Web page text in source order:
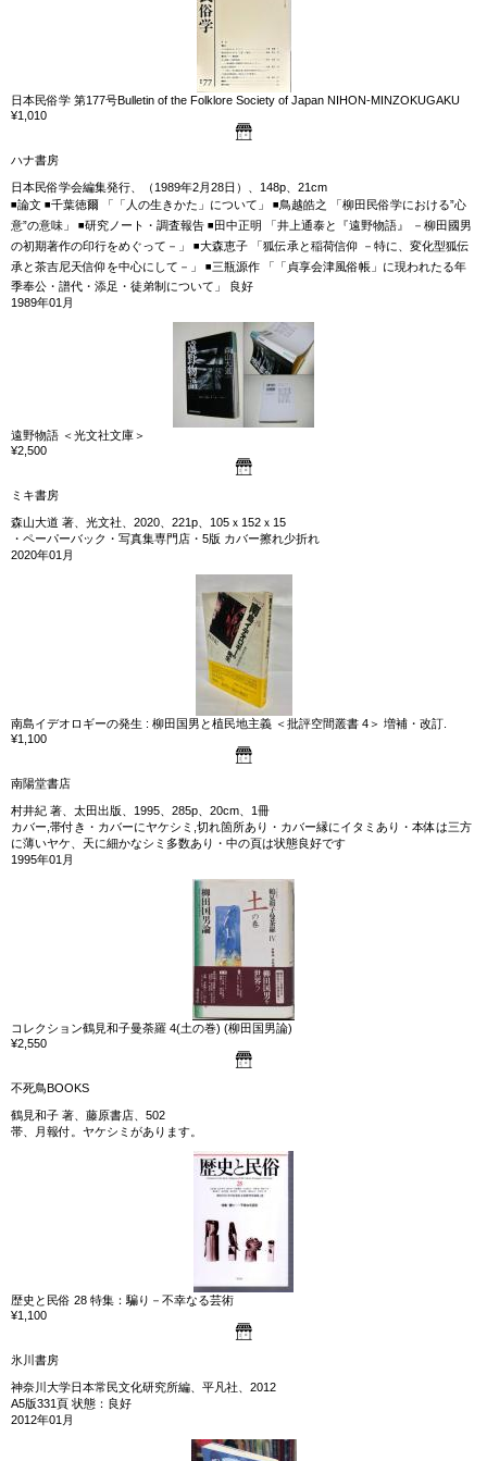
日本民俗学 第177号Bulletin of the Folklore Society of Japan NIHON-MINZOKUGAKU
¥1,010
ハナ書房
日本民俗学会編集発行、（1989年2月28日）、148p、21cm
◾論文 ◾千葉徳爾 「「人の生きかた」について」 ◾鳥越皓之 「柳田民俗学における”心
意”の意味」 ◾研究ノート・調査報告 ◾田中正明 「井上通泰と『遠野物語』 －柳田國男
の初期著作の印行をめぐって－」 ◾大森恵子 「狐伝承と稲荷信仰 －特に、変化型狐伝
承と茶吉尼天信仰を中心にして－」 ◾三瓶源作 「「貞享会津風俗帳」に現われたる年
季奉公・譜代・添足・徒弟制について」 良好
1989年01月
遠野物語 ＜光文社文庫＞
¥2,500
ミキ書房
森山大道 著、光文社、2020、221p、105ｘ152ｘ15
・ペーパーバック・写真集専門店・5版 カバー擦れ少折れ
2020年01月
南島イデオロギーの発生 : 柳田国男と植民地主義 ＜批評空間叢書 4＞ 増補・改訂.
¥1,100
南陽堂書店
村井紀 著、太田出版、1995、285p、20cm、1冊
カバー,帯付き・カバーにヤケシミ,切れ箇所あり・カバー縁にイタミあり・本体は三方
に薄いヤケ、天に細かなシミ多数あり・中の頁は状態良好です
1995年01月
コレクション鶴見和子曼荼羅 4(土の巻) (柳田国男論)
¥2,550
不死鳥BOOKS
鶴見和子 著、藤原書店、502
帯、月報付。ヤケシミがあります。
歴史と民俗 28 特集：騙り－不幸なる芸術
¥1,100
氷川書房
神奈川大学日本常民文化研究所編、平凡社、2012
A5版331頁 状態：良好
2012年01月